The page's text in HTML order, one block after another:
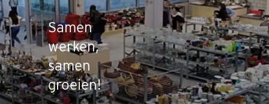
Samen
werken,
samen
groeien!